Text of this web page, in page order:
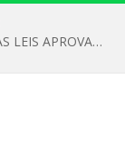
DECLARAMOS QUE NÃO HOUVERAM NOVAS LEIS APROVADAS ATÉ O MOMENTO PARA O INSTITUTO DE PREVIDÊNCIA NO ANO DE 2026